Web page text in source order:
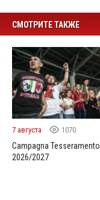
СМОТРИТЕ ТАКЖЕ
7 августа 1070
Campagna Tesseramento
2026/2027